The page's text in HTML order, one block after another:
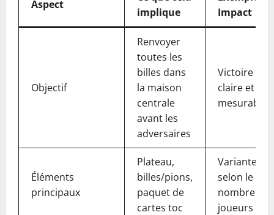
Aspect
implique
Impact
Objectif
Renvoyer
toutes les
billes dans
la maison
centrale
avant les
adversaires
Victoire
claire et
mesurable
Éléments
principaux
Plateau,
billes/pions,
paquet de
cartes toc
Variantes
selon le
nombre de
joueurs